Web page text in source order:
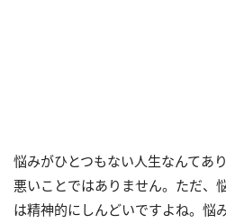
悩みがひとつもない人生なんてあ
悪いことではありません。ただ、
は精神的にしんどいですよね。悩